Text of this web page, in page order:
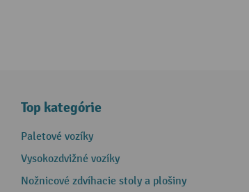
Top kategórie
Paletové vozíky
Vysokozdvižné vozíky
Nožnicové zdvíhacie stoly a plošiny